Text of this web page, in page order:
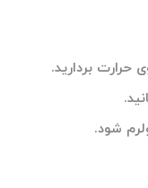
حرارت بردارید.
شود.